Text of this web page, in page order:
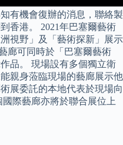
有機會復辦的消息，聯絡製
香港。 2021年巴塞爾藝術
視野」及「藝術探新」展示
廊可同時於「巴塞爾藝術
品。 現場設有多個獨立衛
親身蒞臨現場的藝廊展示他
展委託的本地代表於現場向
際藝廊亦將於聯合展位上